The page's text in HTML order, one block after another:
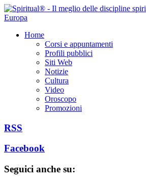
Home
Corsi e appuntamenti
Profili pubblici
Siti Web
Notizie
Cultura
Video
Oroscopo
Promozioni
RSS
Facebook
Seguici anche su: